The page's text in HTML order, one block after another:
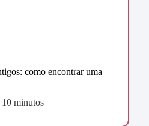
como encontrar uma
10 minutos